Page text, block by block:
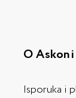
O Askoni
Isporuka i